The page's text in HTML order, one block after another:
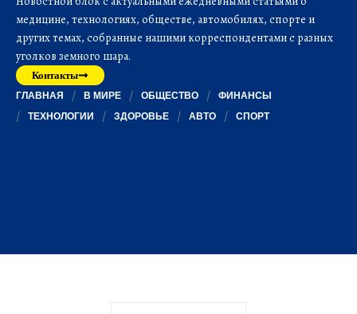
медицине, технологиях, обществе, автомобилях, спорте и
других темах, собранные нашими корреспондентами с разных
уголков земного шара.
Контакты
ГЛАВНАЯ В МИРЕ ОБЩЕСТВО
ФИНАНСЫ
ТЕХНОЛОГИИ
ЗДОРОВЬЕ АВТО СПОРТ